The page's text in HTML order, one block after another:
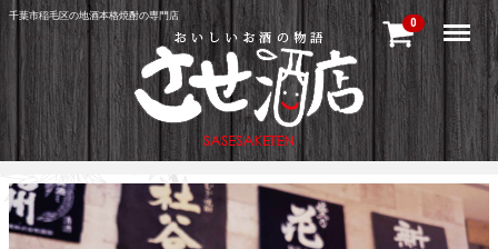
千葉市稲毛区の地酒本格焼酎の専門店
0 Menu